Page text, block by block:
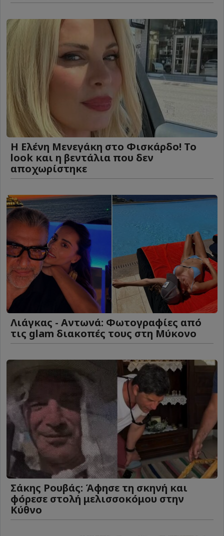
Η Ελένη Μενεγάκη στο Φισκάρδο! Το
look και η βεντάλια που δεν
αποχωρίστηκε
Λιάγκας - Αντωνά: Φωτογραφίες από
τις glam διακοπές τους στη Μύκονο
Σάκης Ρουβάς: Άφησε τη σκηνή και
φόρεσε στολή μελισσοκόμου στην
Κύθνο